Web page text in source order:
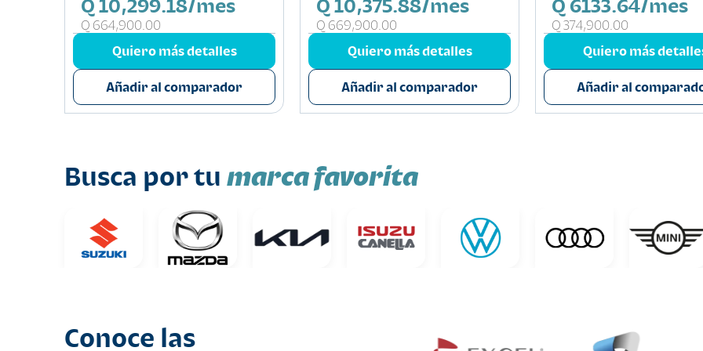
Q 10,299.18/mes
Q 664,900.00
Quiero más detalles
Añadir al comparador
Q 10,375.88/mes
Q 669,900.00
Quiero más detalles
Añadir al comparador
Q 6133.64/mes
Q 374,900.00
Quiero más
Añadir al
Busca por tu marca favorita
Conoce las